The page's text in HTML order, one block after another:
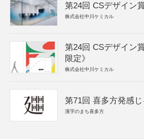
第24回 CSデザイン
株式会社中川ケミカル
第24回 CSデザイン
限定》
株式会社中川ケミカル
第71回 喜多方発感
漢字のまち喜多方